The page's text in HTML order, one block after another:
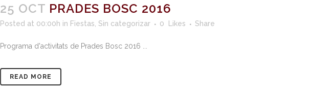
25 OCT PRADES BOSC 2016
Posted at 00:00h in Fiestas Sin categorizar 0 Likes Share
Programa d'activitats de Prades Bosc 2016 ...
READ MORE